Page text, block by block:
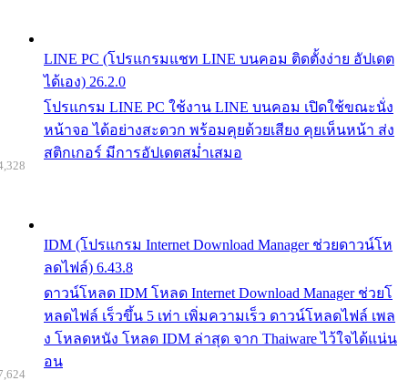
LINE PC (โปรแกรมแชท LINE บนคอม ติดตั้งง่าย อัปเดต
ได้เอง) 26.2.0
โปรแกรม LINE PC ใช้งาน LINE บนคอม เปิดใช้ขณะนั่ง
หน้าจอ ได้อย่างสะดวก พร้อมคุยด้วยเสียง คุยเห็นหน้า ส่ง
สติกเกอร์ มีการอัปเดตสม่ำเสมอ
IDM (โปรแกรม Internet Download Manager ช่วยดาวน์โห
ลดไฟล์) 6.43.8
ดาวน์โหลด IDM โหลด Internet Download Manager ช่วยโ
หลดไฟล์ เร็วขึ้น 5 เท่า เพิ่มความเร็ว ดาวน์โหลดไฟล์ เพล
ง โหลดหนัง โหลด IDM ล่าสุด จาก Thaiware ไว้ใจได้แน่น
อน